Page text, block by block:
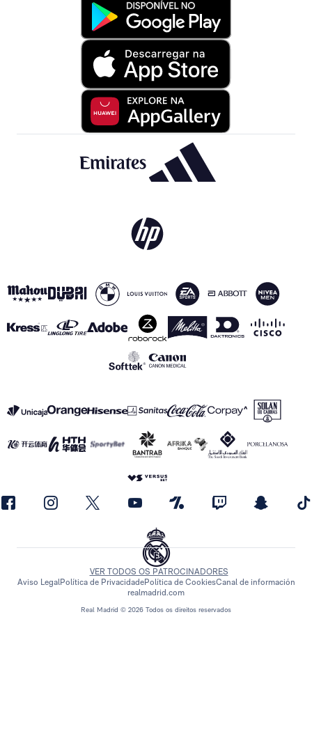
Real Madrid © 2026 Todos os direitos reservados
VER TODOS OS PATROCINADORES
Aviso LegalPolítica de PrivacidadePolítica de CookiesCanal de información
realmadrid.com